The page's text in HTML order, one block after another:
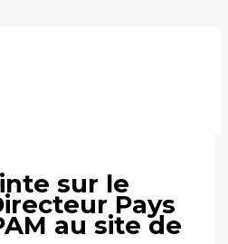
sur le
Pays
au site de